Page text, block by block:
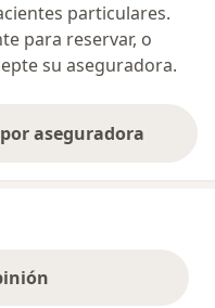
particulares.
para reservar, o
su aseguradora.
aseguradora